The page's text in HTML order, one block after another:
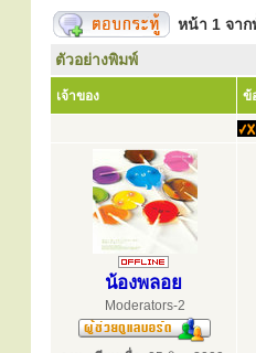
หน้า 1 จาก
ตัวอย่างพิมพ์
เจ้าของ ข้
น้องพลอย
Moderators-2